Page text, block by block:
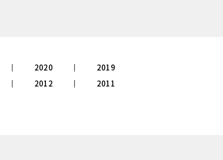
2020
2019
2012
2011